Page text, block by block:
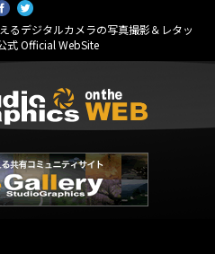
るデジタルカメラの写真撮影＆レタッ
式 Official WebSite